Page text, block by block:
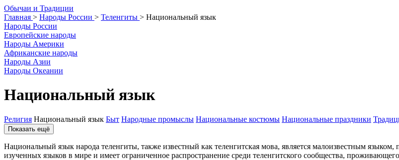
Обычаи и Традиции
Главная > Народы России > Теленгиты > Национальный язык
Народы России
Европейские народы
Народы Америки
Африканские народы
Народы Азии
Народы Океании
Национальный язык
Религия Национальный язык Быт Народные промыслы Национальные костюмы Национальные праздники
Показать ещё
Национальный язык народа теленгиты, также известный как теленгитская мова, является малоизвестным
изученных языков в мире и имеет ограниченное распространение среди теленгитского сообщества,